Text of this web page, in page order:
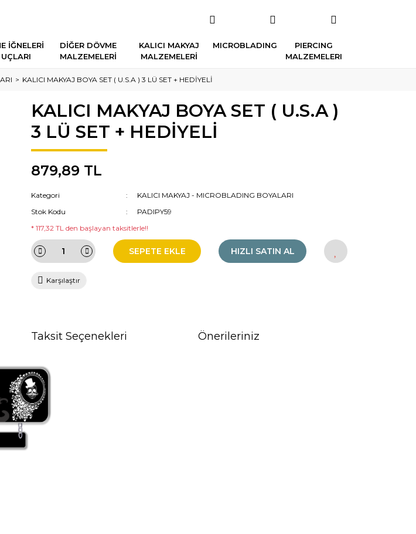
İĞNELERİ
DİĞER DÖVME
MALZEMELERİ
KALICI MAKYAJ
MALZEMELERİ
MICROBLADING
PIERCING
MALZEMELERI
KALICI MAKYAJ BOYA SET ( U.S.A ) 3 LÜ SET + HEDİYELİ
KALICI MAKYAJ BOYA SET ( U.S.A )
3 LÜ SET + HEDİYELİ
879,89 TL
Kategori
KALICI MAKYAJ - MICROBLADING BOYALARI
Stok Kodu
PADIPY59
* 117,32 TL den başlayan taksitlerle!!
SEPETE EKLE HIZLI SATIN AL
Karşılaştır
Taksit Seçenekleri Önerileriniz